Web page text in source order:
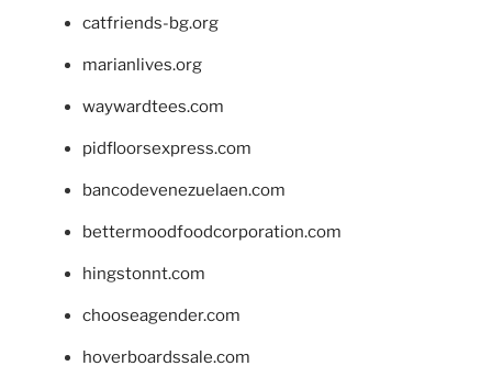
catfriends-bg.org
marianlives.org
waywardtees.com
pidfloorsexpress.com
bancodevenezuelaen.com
bettermoodfoodcorporation.com
hingstonnt.com
chooseagender.com
hoverboardssale.com